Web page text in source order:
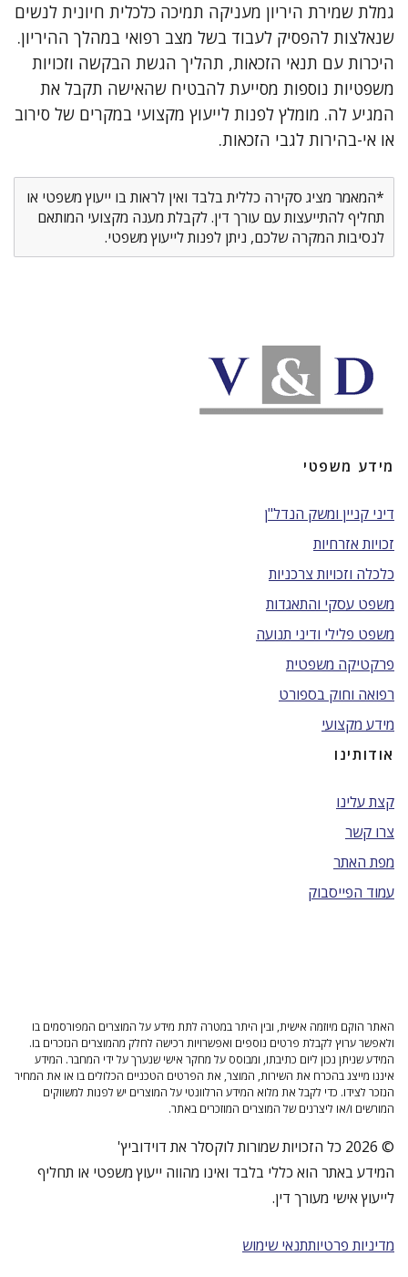
גמלת שמירת היריון מעניקה תמיכה כלכלית חיונית לנשים
שנאלצות להפסיק לעבוד בשל מצב רפואי במהלך ההיריון.
היכרות עם תנאי הזכאות, תהליך הגשת הבקשה וזכויות
משפטיות נוספות מסייעת להבטיח שהאישה תקבל את
המגיע לה. מומלץ לפנות לייעוץ מקצועי במקרים של סירוב
או אי-בהירות לגבי הזכאות.
*המאמר מציג סקירה כללית בלבד ואין לראות בו ייעוץ משפטי או
תחליף להתייעצות עם עורך דין. לקבלת מענה מקצועי המותאם
לנסיבות המקרה שלכם, ניתן לפנות לייעוץ משפטי.
מידע משפטי
דיני קניין ומשק הנדל"ן
זכויות אזרחיות
כלכלה וזכויות צרכניות
משפט עסקי והתאגדות
משפט פלילי ודיני תנועה
פרקטיקה משפטית
רפואה וחוק בספורט
מידע מקצועי
אודותינו
קצת עלינו
צרו קשר
מפת האתר
עמוד הפייסבוק
האתר הוקם מיוזמה אישית, ובין היתר במטרה לתת מידע על המוצרים המפורסמים בו
ולאפשר ערוץ לקבלת פרטים נוספים ואפשרויות רכישה לחלק מהמוצרים הנזכרים בו.
המידע שניתן נכון ליום כתיבתו, ומבוסס על מחקר אישי שנערך על ידי המחבר. המידע
איננו מייצג בהכרח את השירות, המוצר, את הפרטים הטכניים הכלולים בו או את המחיר
הנזכר לצידו. כדי לקבל את מלוא המידע הרלוונטי על המוצרים יש לפנות למשווקים
המורשים ו/או ליצרנים של המוצרים המוזכרים באתר.
© 2026 כל הזכויות שמורות לוקסלר את דוידוביץ'
המידע באתר הוא כללי בלבד ואינו מהווה ייעוץ משפטי או תחליף
לייעוץ אישי מעורך דין.
מדיניות פרטיותתנאי שימוש